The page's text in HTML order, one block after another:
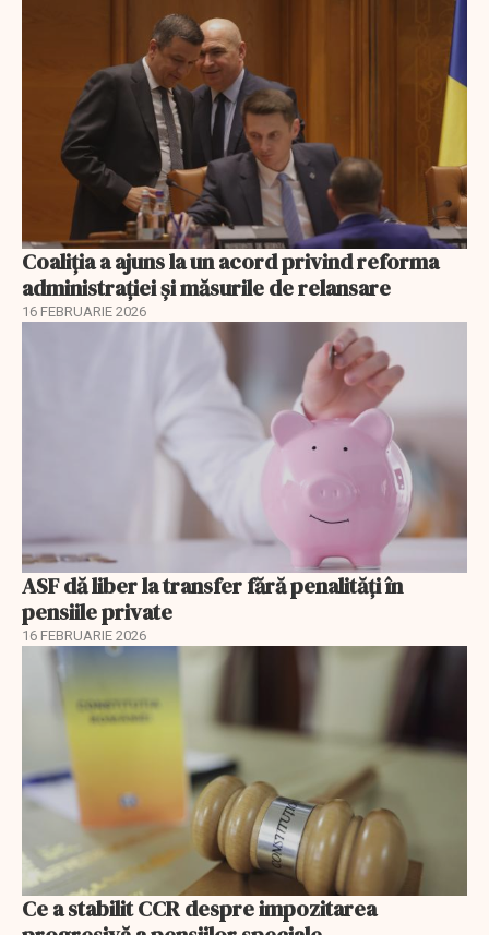
Coaliția a ajuns la un acord privind reforma
administrației și măsurile de relansare
16 FEBRUARIE 2026
ASF dă liber la transfer fără penalități în
pensiile private
16 FEBRUARIE 2026
Ce a stabilit CCR despre impozitarea